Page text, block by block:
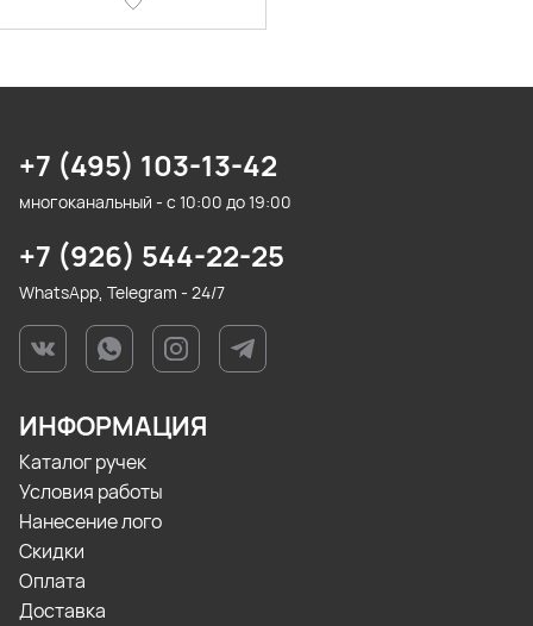
+7 (495) 103-13-42
многоканальный - с 10:00 до 19:00
+7 (926) 544-22-25
WhatsApp, Telegram - 24/7
ИНФОРМАЦИЯ
Каталог ручек
Условия работы
Нанесение лого
Скидки
Оплата
Доставка